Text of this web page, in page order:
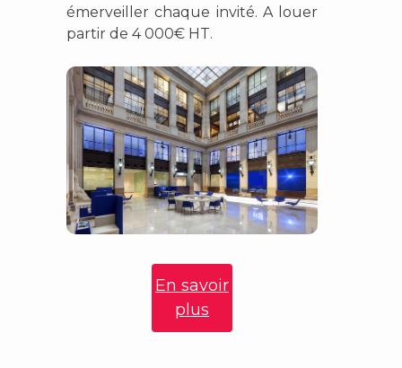
émerveiller chaque invité. A louer
partir de 4 000€ HT.
En savoir
plus